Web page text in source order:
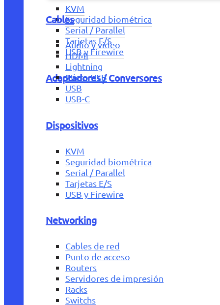
KVM
Seguridad biométrica
Serial / Parallel
Tarjetas E/S
USB y Firewire
Adaptadores / Conversores
Cables
Audio y vídeo
HDMI
Lightning
Micro USB
USB
USB-C
Dispositivos
KVM
Seguridad biométrica
Serial / Parallel
Tarjetas E/S
USB y Firewire
Networking
Cables de red
Punto de acceso
Routers
Servidores de impresión
Racks
Switchs